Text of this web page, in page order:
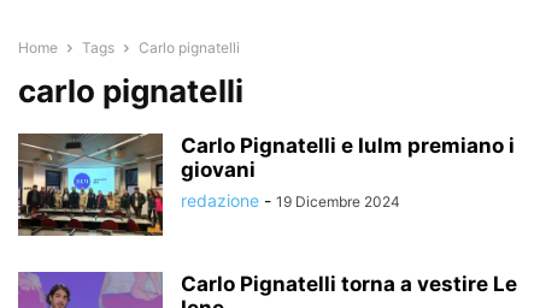
Home Tags Carlo pignatelli
carlo pignatelli
Carlo Pignatelli e Iulm premiano i
giovani
redazione - 19 Dicembre 2024
Carlo Pignatelli torna a vestire Le